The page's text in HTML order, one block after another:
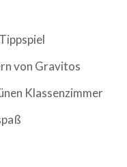
von Gravitos
Klassenzimmer